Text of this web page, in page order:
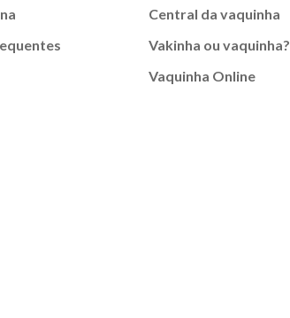
Central da vaquinha
Vakinha ou vaquinha?
Vaquinha Online